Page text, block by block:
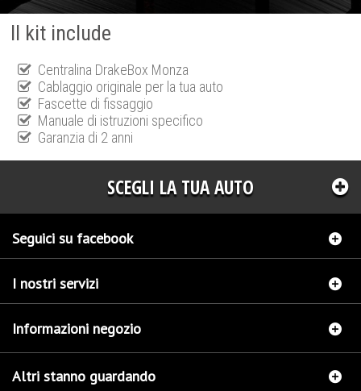
Il kit include
Centralina DrakeBox Monza
Cablaggio originale per la tua auto
Fascette di fissaggio
Manuale di istruzioni specifico
Garanzia di 2 anni
SCEGLI LA TUA AUTO
Seguici su facebook
I nostri servizi
Informazioni negozio
Altri stanno guardando